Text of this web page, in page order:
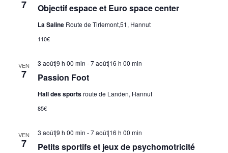
7 Objectif espace et Euro space center
La Saline Route de Tirlemont,51, Hannut
110€
VEN
7 Passion Foot
3 août|9 h 00 min -7 août|16 h 00 min
Hall des sportsroute de Landen, Hannut
85€
VEN
7 Petits sportifs et jeux de psychomotricité
3 août|9 h 00 min -7 août|16 h 00 min